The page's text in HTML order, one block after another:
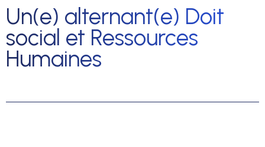
Un(e) alternant(e) Doit
social et Ressources
Humaines